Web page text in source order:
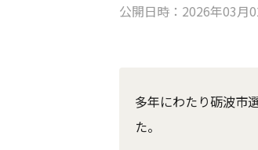
公開日時：2026年03月
多年にわたり砺波市
た。